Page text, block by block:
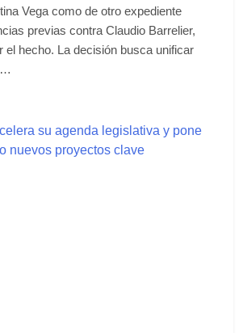
Vega como de otro expediente
previas contra Claudio Barrelier,
el hecho. La decisión busca unificar